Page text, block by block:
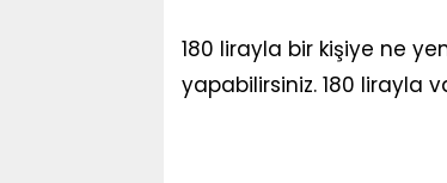
180 lirayla bir kişiye ne
yapabilirsiniz. 180 lirayla